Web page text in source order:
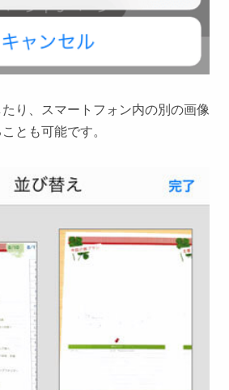
り、スマートフォン内の別の画像
とも可能です。